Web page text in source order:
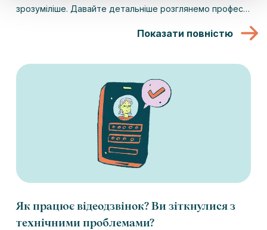
зрозуміліше. Давайте детальніше розглянемо професії
підкажемо, до кого саме звертатись.Показати повністю
Як працює відеодзвінок? Ви зіткнулися з
технічними проблемами?